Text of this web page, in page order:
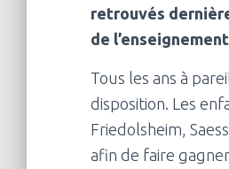
retrouvés
de
Tous les ans à
disposition. Les
Friedolsheim,
afin de faire